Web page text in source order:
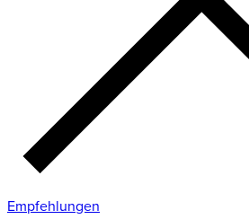
Empfehlungen